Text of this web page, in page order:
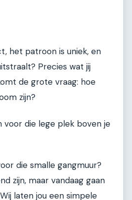
het patroon is uniek, en
Precies wat jij
de grote vraag: hoe
zijn?
voor die lege plek boven je
die smalle gangmuur?
zijn, maar vandaag gaan
laten jou een simpele